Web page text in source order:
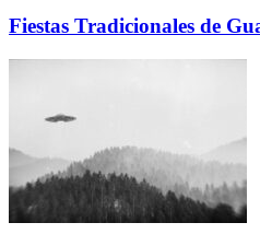
Fiestas Tradicionales de